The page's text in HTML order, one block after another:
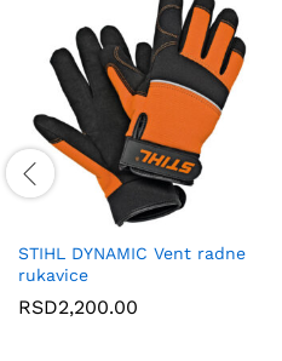
STIHL DYNAMIC Vent radne
rukavice
RSD2,200.00